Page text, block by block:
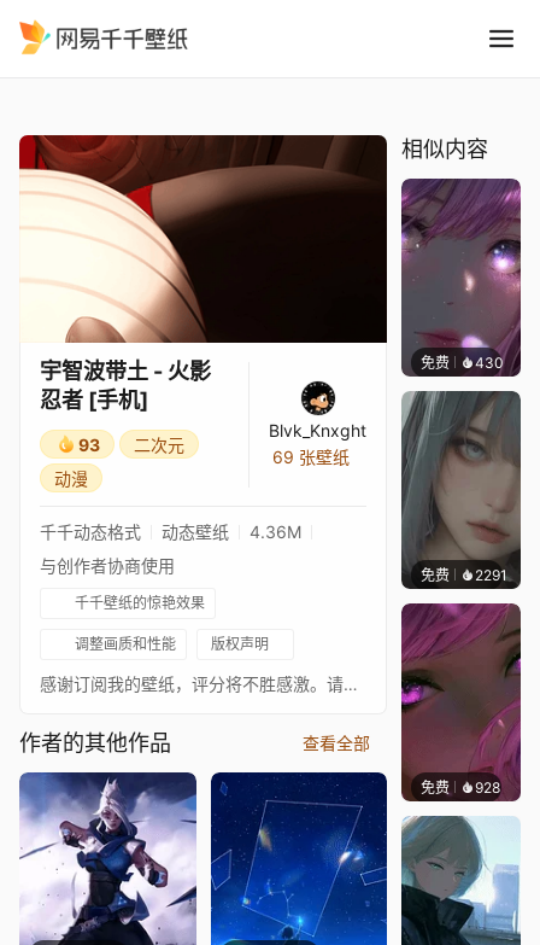
宇智波带土 - 火影
忍者 [手机]
93
二次元
动漫
Blvk_Knxght
69 张壁纸
千千动态格式 动态壁纸
4.36M
与创作者协商使用
千千壁纸的惊艳效果
调整画质和性能 版权声明
感谢订阅我的壁纸，评分将不胜感激。请在此查看我的壁纸合集。欢迎在此关注我。艺术家：@Kerno_kr (Twitter) 原画来源：https://twitter.com/Kerno_kr/status/1455800304809623552 音乐：---- 音乐链接：---- 分辨率：1440 X 2560 [2K - 竖屏] 标签：obito, red, naruto, blood, animated, 2k, despair, naruto shippuden, mobile, mask, uchiha, episode 345 ⪢ 免责声明 ⪡ 我不拥有壁纸中使用的任何原画或音乐。原艺术家及其作品链接如上，请支持他们的精彩作品。如果任何原作者不希望壁纸出现在此处，请联系我。
作者的其他作品 查看全部
相似内容
免费 430辰东
免费 2291辰东
免费 928辰东